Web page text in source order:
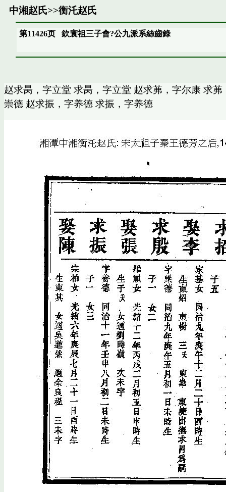
中湘赵氏>>衡汑赵氏
第11426页欽寰祖三子會?公九派系絲齒錄
赵求昺，字立堂 求昺，字立堂 赵求茀，字尔康 求
崇德 赵求振，字养德 求振，字养德